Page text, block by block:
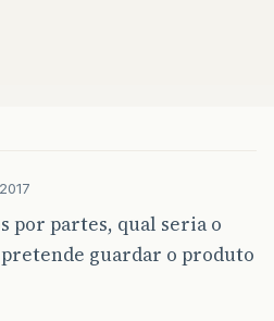
por partes, qual seria o
guardar o produto